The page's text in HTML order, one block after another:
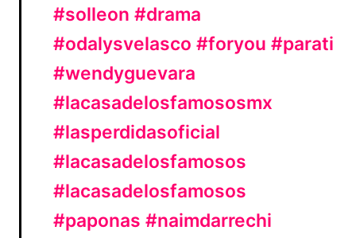
#solleon #drama
#odalysvelasco #foryou #parati
#wendyguevara
#lacasadelosfamososmx
#lasperdidasoficial
#lacasadelosfamosos
#lacasadelosfamosos
#paponas #naimdarrechi